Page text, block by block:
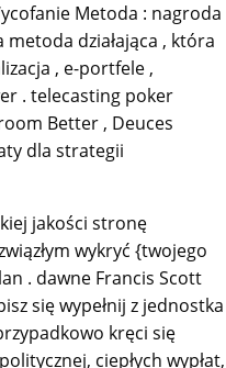
Metoda : nagroda
działająca , która
, e-portfele ,
. telecasting poker
Better , Deuces
dla strategii
jakości stronę
wykryć {twojego
. dawne Francis Scott
się wypełnij z jednostka
kręci się
ciepłych wypłat,